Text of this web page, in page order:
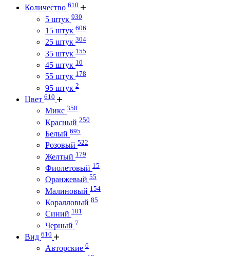
Количество 610
5 штук 930
15 штук 606
25 штук 304
35 штук 155
45 штук 10
55 штук 178
95 штук 2
Цвет 610
Микс 358
Красный 250
Белый 695
Розовый 522
Желтый 179
Фиолетовый 15
Оранжевый 55
Малиновый 154
Коралловый 85
Синий 101
Черный 7
Вид 610
Авторские 6